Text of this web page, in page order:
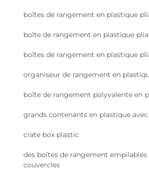
boîtes de rangement en plastique
boîte de rangement en plastique
boîtes de rangement en plastique
organiseur de rangement en
boîte de rangement polyvalente en
grands contenants en plastique
crate box plastic
des boîtes de rangement empilables
couvercles